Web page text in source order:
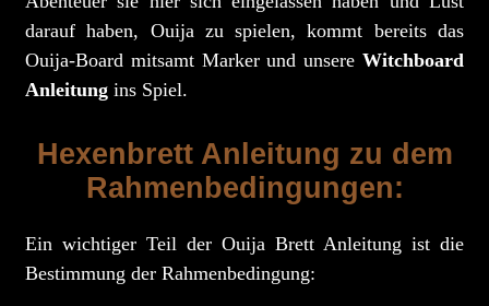
darauf haben, Ouija zu spielen, kommt bereits das
Ouija-Board mitsamt Marker und unsere Witchboard
Anleitung ins Spiel.
Hexenbrett Anleitung zu dem
Rahmenbedingungen:
Ein wichtiger Teil der Ouija Brett Anleitung ist die
Bestimmung der Rahmenbedingung: